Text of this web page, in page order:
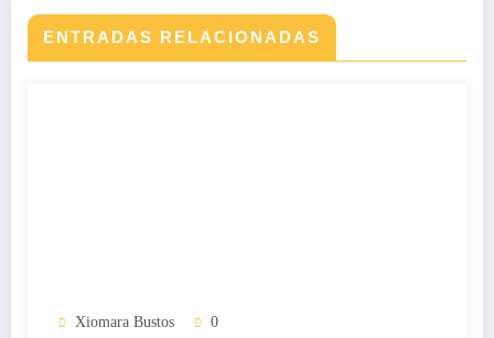
ENTRADAS RELACIONADAS
Xiomara Bustos 0